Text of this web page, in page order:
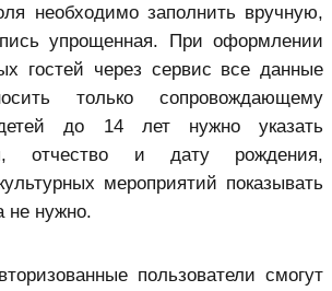
необходимо заполнить вручную,
упрощенная. При оформлении
гостей через сервис все данные
только сопровождающему
до 14 лет нужно указать
отчество и дату рождения,
мероприятий показывать
не нужно.
пользователи смогут